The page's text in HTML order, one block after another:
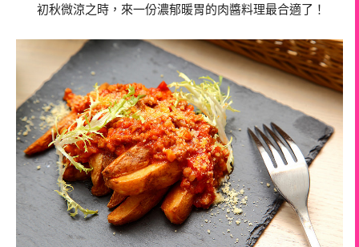
初秋微涼之時，來一份濃郁暖胃的肉醬料理最合適了！